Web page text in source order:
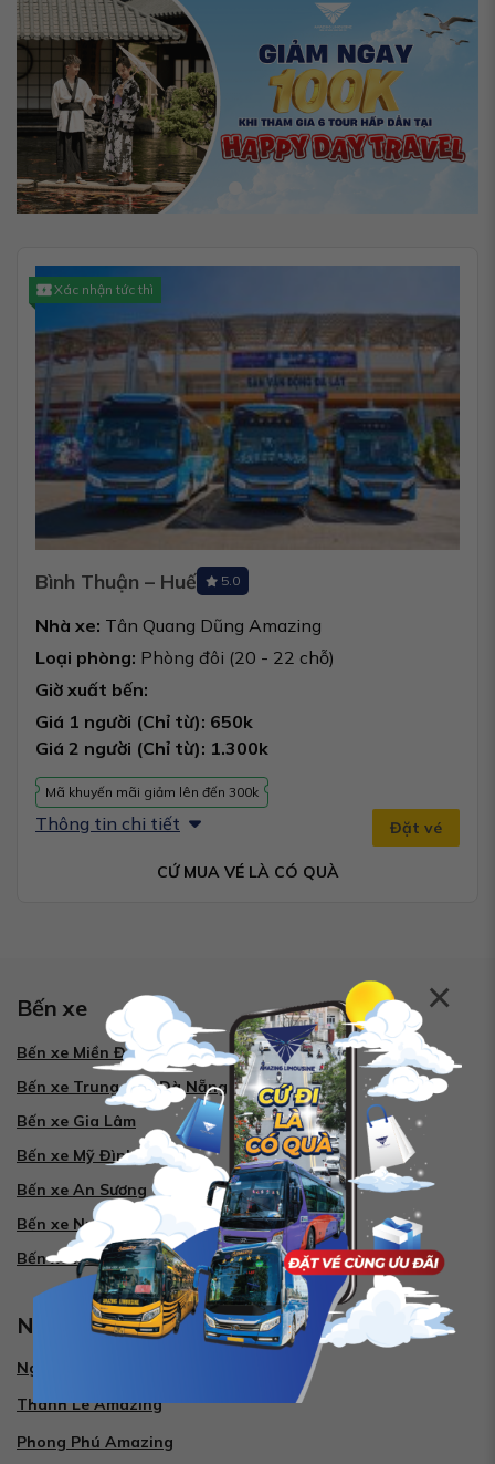
×
Xác nhận tức thì
Bình Thuận – Huế 5.0
Nhà xe: Tân Quang Dũng Amazing
Loại phòng: Phòng đôi (20 - 22 chỗ)
Giờ xuất bến:
Giá 1 người (Chỉ từ): 650k
Giá 2 người (Chỉ từ): 1.300k
Mã khuyến mãi giảm lên đến 300k
Thông tin chi tiết Đặt vé
CỨ MUA VÉ LÀ CÓ QUÀ
Bến xe
Bến xe Miền Đông
Bến xe Trung tâm Đà Nẵng
Bến xe Gia Lâm
Bến xe Mỹ Đình
Bến xe An Sương
Bến xe Nước Ngầm
Bến xe Miền Tây
Nhà xe
Nguyễn Kim Amazing
Thành Lê Amazing
Phong Phú Amazing